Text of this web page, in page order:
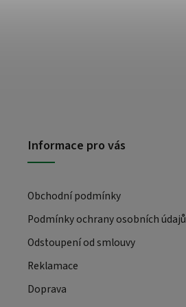
Informace pro vás
Obchodní podmínky
Podmínky ochrany osobních údajů
Odstoupení od smlouvy
Reklamace
Doprava